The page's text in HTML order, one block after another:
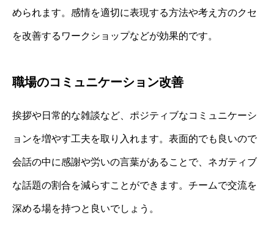
められます。感情を適切に表現する方法や考え方のクセ
を改善するワークショップなどが効果的です。
職場のコミュニケーション改善
挨拶や日常的な雑談など、ポジティブなコミュニケーシ
ョンを増やす工夫を取り入れます。表面的でも良いので
会話の中に感謝や労いの言葉があることで、ネガティブ
な話題の割合を減らすことができます。チームで交流を
深める場を持つと良いでしょう。